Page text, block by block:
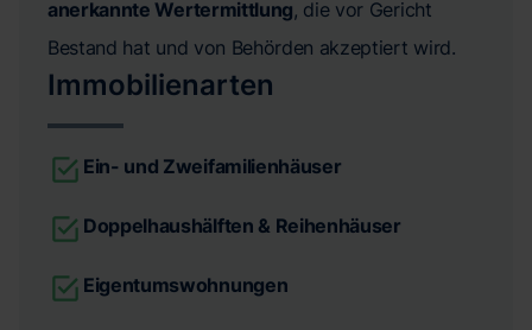
anerkannte Wertermittlung, die vor Gericht
Bestand hat und von Behörden akzeptiert wird.
Immobilienarten
Ein- und Zweifamilienhäuser
Doppelhaushälften & Reihenhäuser
Eigentumswohnungen